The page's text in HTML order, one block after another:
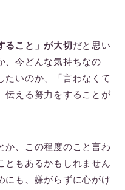
ること」が大切だと思い
、今どんな気持ちなの
たいのか、「言わなくて
伝える努力をすることが
か、この程度のこと言わ
もあるかもしれません
にも、嫌がらずに心がけ